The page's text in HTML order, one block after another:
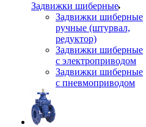
Задвижки шиберные
Задвижки шиберные
ручные (штурвал,
редуктор)
Задвижки шиберные
с электроприводом
Задвижки шиберные
с пневмоприводом